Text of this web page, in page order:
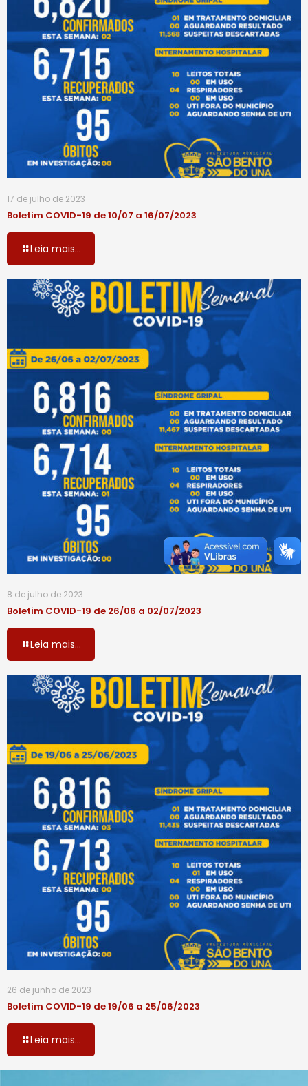
17 de julho de 2023
Boletim COVID-19 de 10/07 a 16/07/2023
Leia mais...
8 de julho de 2023
Boletim COVID-19 de 26/06 a 02/07/2023
Leia mais...
26 de junho de 2023
Boletim COVID-19 de 19/06 a 25/06/2023
Leia mais...